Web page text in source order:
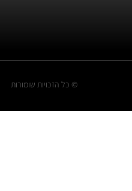
© כל הזכויות שומורות